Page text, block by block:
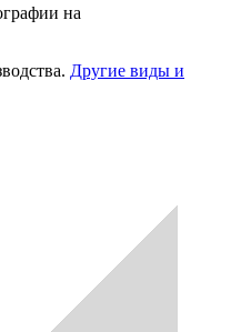
на
Другие виды и